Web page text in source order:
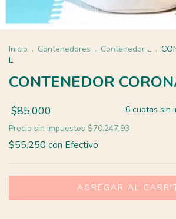
Inicio . Contenedores . Contenedor L .
L
CONTENEDOR
$85.000 6 cuotas sin
Precio sin impuestos $70.247,93
$55.250 con Efectivo